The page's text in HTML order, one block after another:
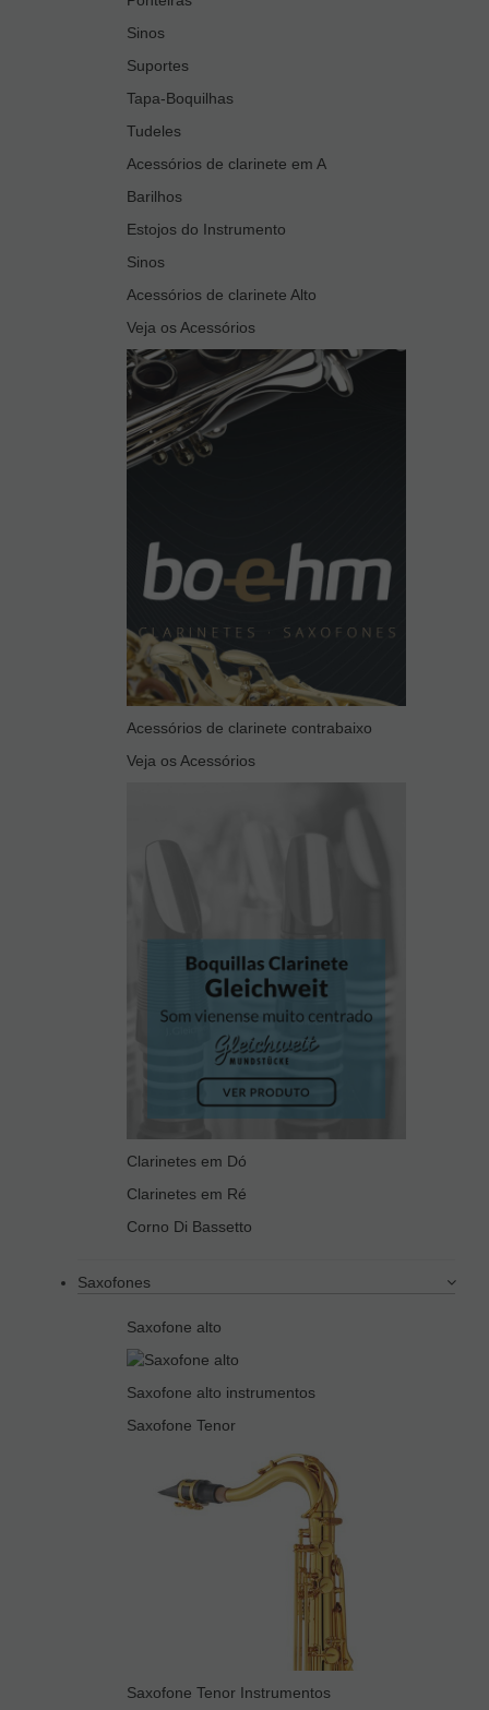
Sinos
Suportes
Tapa-Boquilhas
Tudeles
Acessórios de clarinete em A
Barilhos
Estojos do Instrumento
Sinos
Acessórios de clarinete Alto
Veja os Acessórios
Acessórios de clarinete contrabaixo
Veja os Acessórios
Clarinetes em Dó
Clarinetes em Ré
Corno Di Bassetto
Saxofones
Saxofone alto
Saxofone alto instrumentos
Saxofone Tenor
Saxofone Tenor Instrumentos